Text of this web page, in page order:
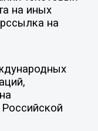
на иных
на